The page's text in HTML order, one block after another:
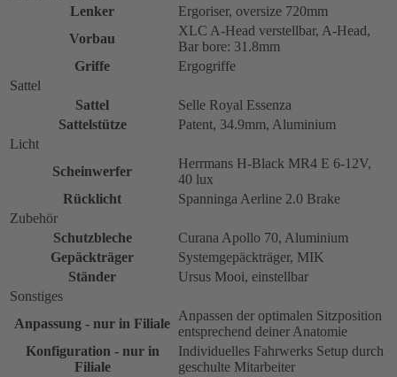
Lenker
Ergoriser, oversize 720mm
Vorbau
XLC A-Head verstellbar, A-Head,
Bar bore: 31.8mm
Griffe
Ergogriffe
Sattel
Sattel
Selle Royal Essenza
Sattelstütze
Patent, 34.9mm, Aluminium
Licht
Scheinwerfer
Herrmans H-Black MR4 E 6-12V,
40 lux
Rücklicht
Spanninga Aerline 2.0 Brake
Zubehör
Schutzbleche
Curana Apollo 70, Aluminium
Gepäckträger
Systemgepäckträger, MIK
Ständer
Ursus Mooi, einstellbar
Sonstiges
Anpassung - nur in Filiale
Anpassen der optimalen Sitzposition
entsprechend deiner Anatomie
Konfiguration - nur in
Filiale
Individuelles Fahrwerks Setup durch
geschulte Mitarbeiter